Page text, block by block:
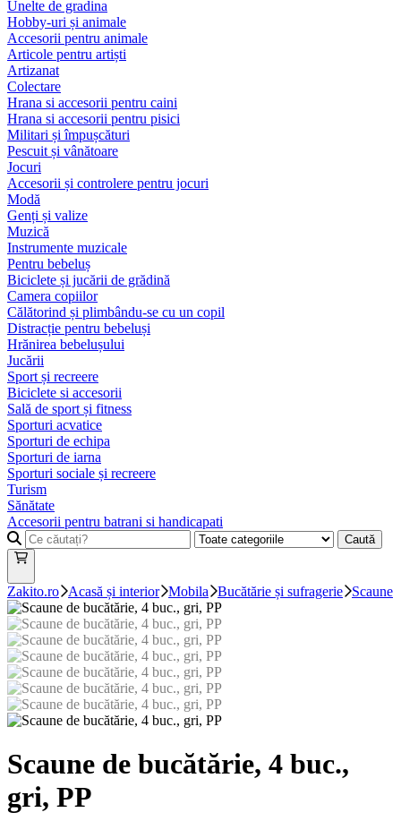
Unelte de gradina
Hobby-uri și animale
Accesorii pentru animale
Articole pentru artiști
Artizanat
Colectare
Hrana si accesorii pentru caini
Hrana si accesorii pentru pisici
Militari și împușcături
Pescuit și vânătoare
Jocuri
Accesorii și controlere pentru jocuri
Modă
Genți și valize
Muzică
Instrumente muzicale
Pentru bebeluș
Biciclete și jucării de grădină
Camera copiilor
Călătorind și plimbându-se cu un copil
Distracție pentru bebeluși
Hrănirea bebelușului
Jucării
Sport și recreere
Biciclete si accesorii
Sală de sport și fitness
Sporturi acvatice
Sporturi de echipa
Sporturi de iarna
Sporturi sociale și recreere
Turism
Sănătate
Accesorii pentru batrani si handicapati
Caută
Zakito.ro Acasă și interior Mobila Bucătărie și sufragerie Scaune
Scaune de bucătărie, 4 buc.,
gri, PP